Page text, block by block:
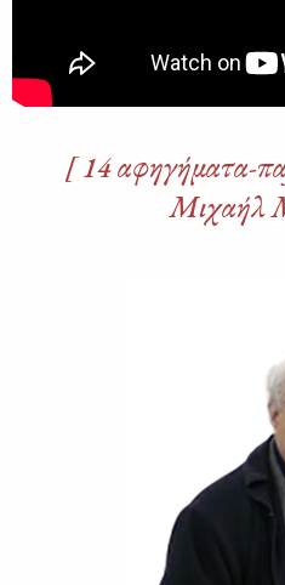
[ 14 αφηγήματα-
Μιχαήλ